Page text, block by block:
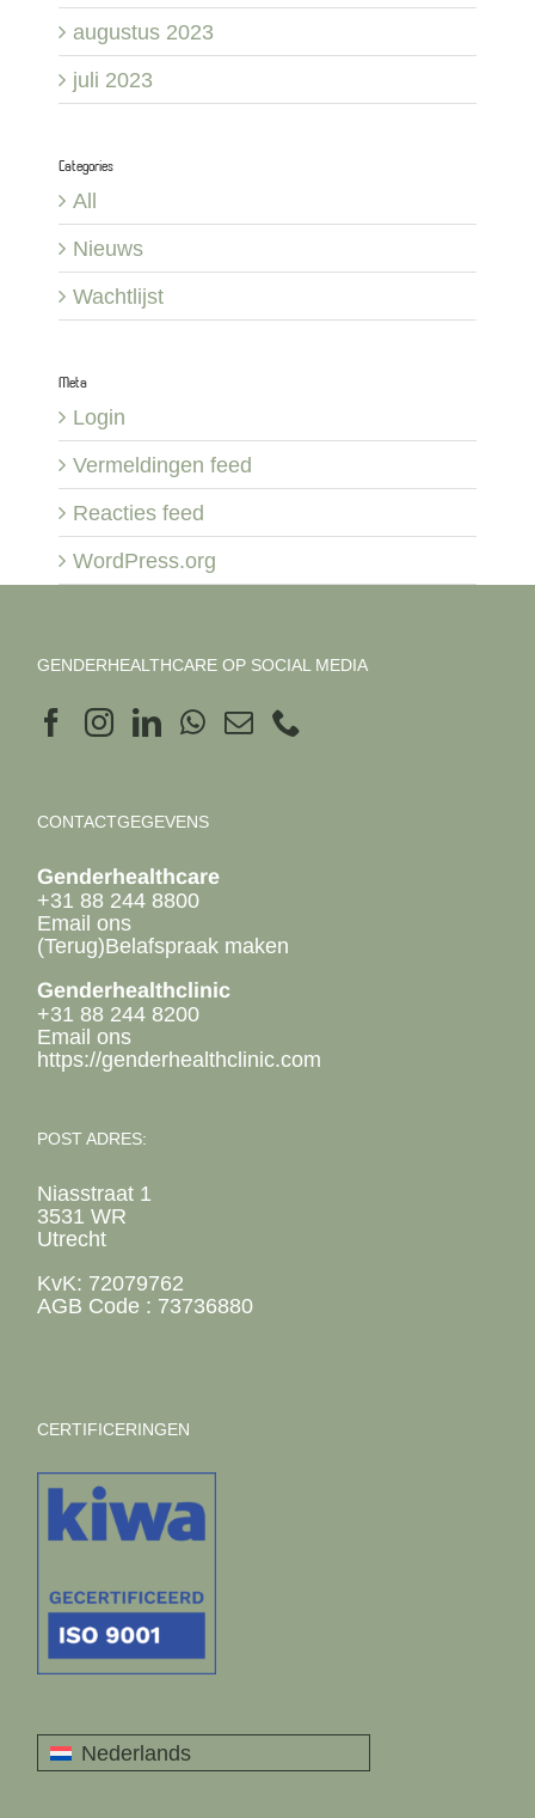
augustus 2023
juli 2023
Categories
All
Nieuws
Wachtlijst
Meta
Login
Vermeldingen feed
Reacties feed
WordPress.org
GENDERHEALTHCARE OP SOCIAL MEDIA
CONTACTGEGEVENS
Genderhealthcare
+31 88 244 8800
Email ons
(Terug)Belafspraak maken
Genderhealthclinic
+31 88 244 8200
Email ons
https://genderhealthclinic.com
POST ADRES:
Niasstraat 1
3531 WR
Utrecht
KvK: 72079762
AGB Code : 73736880
CERTIFICERINGEN
Nederlands